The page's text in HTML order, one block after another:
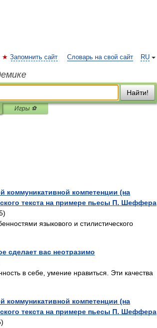
RU
Запомнить сайт Словарь на свой сайт
Найти!
Игры ⚽
коммуникативной компетенции (на
текста на примере пьесы П. Шеффера
языкового и стилистического
сделает вас неотразимо
в себе, умение нравиться. Эти качества
коммуникативной компетенции (на
текста на примере пьесы П. Шеффера